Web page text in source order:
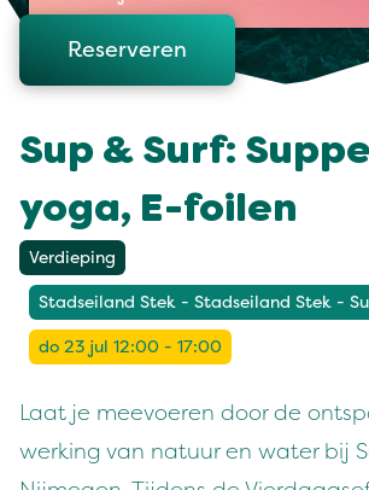
Reserveren
Sup & Surf:
yoga, E-foilen
Verdieping
Stadseiland Stek - Stadseiland Stek -
do 23 jul 12:00 - 17:00
Laat je meevoeren door de
werking van natuur en water bij